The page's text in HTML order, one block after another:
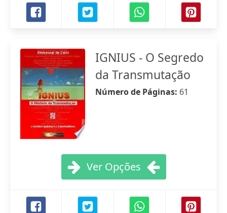
IGNIUS - O Segredo
da Transmutação
Número de Páginas: 61
Ver Opções